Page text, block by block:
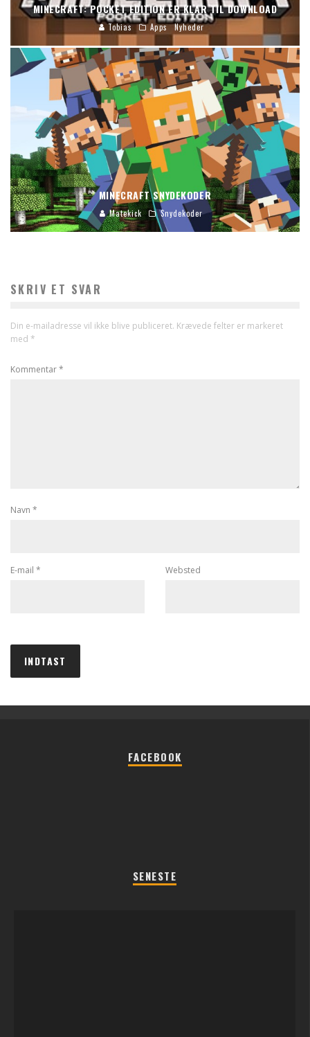
MINECRAFT: POCKET EDITION ER KLAR TIL DOWNLOAD
Tobias Apps Nyheder
MINECRAFT SNYDEKODER
Matekick Snydekoder
SKRIV ET SVAR
Din e-mailadresse vil ikke blive publiceret. Krævede felter er markeret
med *
Kommentar*
Navn *
E-mail * Websted
FACEBOOK
SENESTE